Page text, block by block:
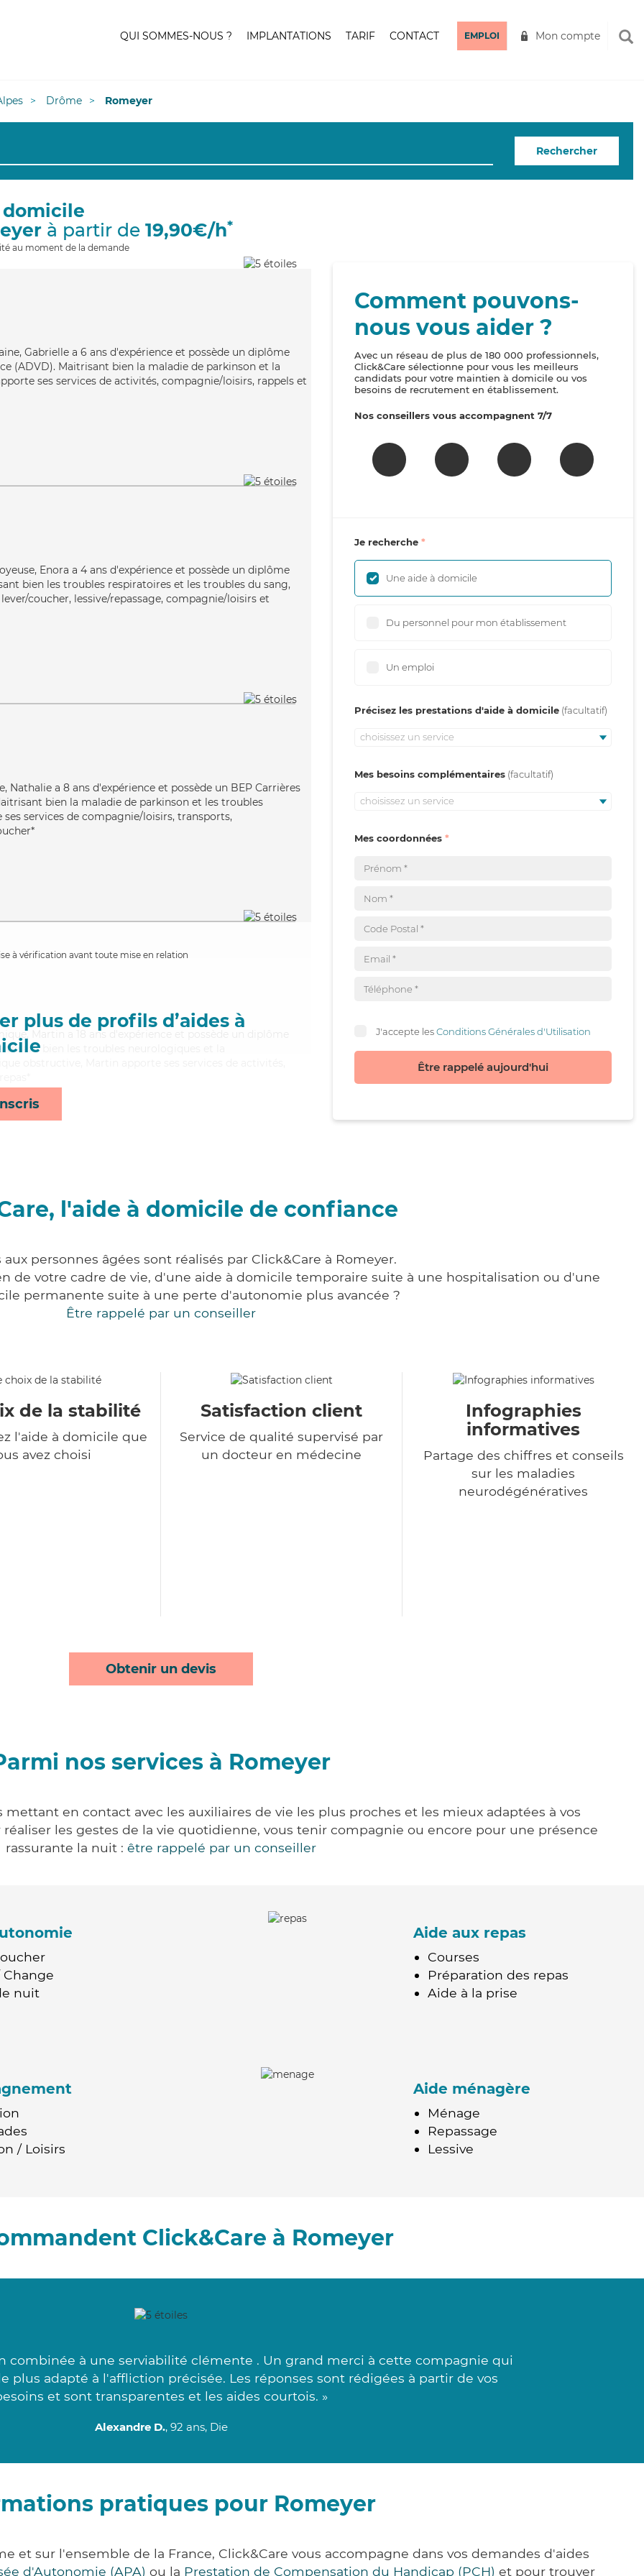
QUI SOMMES-NOUS ? IMPLANTATIONS TARIF CONTACT EMPLOI Mon compte
Drôme Romeyer
Rechercher
domicile
à partir de 19,90€/h*
au moment de la demande
Gabrielle a 6 ans d'expérience et possède un diplôme
(ADVD). Maitrisant bien la maladie de parkinson et la
ses services de activités, compagnie/loisirs, rappels et
Enora a 4 ans d'expérience et possède un diplôme
bien les troubles respiratoires et les troubles du sang,
coucher, lessive/repassage, compagnie/loisirs et
Nathalie a 8 ans d'expérience et possède un BEP Carrières
bien la maladie de parkinson et les troubles
services de compagnie/loisirs, transports,
à vérification avant toute mise en relation
plus de profils d’aides à
Martin a 18 ans d'expérience et possède un diplôme
bien les troubles neurologiques et la
Comment pouvons-
nous vous aider ?
Avec un réseau de plus de 180 000 professionnels,
Click&Care sélectionne pour vous les meilleurs
candidats pour votre maintien à domicile ou vos
besoins de recrutement en établissement.
Nos conseillers vous accompagnent 7/7
Je recherche
Une aide à domicile
Du personnel pour mon établissement
Un emploi
Précisez les prestations d'aide à domicile
choisissez un service
Mes besoins complémentaires
choisissez un service
Mes coordonnées
J'accepte lesConditions Générales d'Utilisation
Être rappelé aujourd'hui
l'aide à domicile de confiance
aux personnes âgées sont réalisés par Click&Care à Romeyer.
de votre cadre de vie, d'une aide à domicile temporaire suite à une hospitalisation ou d'une
permanente suite à une perte d'autonomie plus avancée ?
Être rappelé par un conseiller
de la stabilité
l'aide à domicile que
avez choisi
Satisfaction client
Service de qualité supervisé par
un docteur en médecine
Infographies
informatives
Partage des chiffres et conseils
sur les maladies
neurodégénératives
Obtenir un devis
nos services à Romeyer
en contact avec les auxiliaires de vie les plus proches et les mieux adaptées à vos
les gestes de la vie quotidienne, vous tenir compagnie ou encore pour une présence
rassurante la nuit : être rappelé par un conseiller
nuit
Aide aux repas
Courses
Préparation des repas
Aide à la prise
/ Loisirs
Aide ménagère
Ménage
Repassage
Lessive
Click&Care à Romeyer
combinée à une serviabilité clémente . Un grand merci à cette compagnie qui
plus adapté à l'affliction précisée. Les réponses sont rédigées à partir de vos
et sont transparentes et les aides courtois. »
Alexandre D., 92 ans, Die
pratiques pour Romeyer
et sur l'ensemble de la France, Click&Care vous accompagne dans vos demandes d'aides
d'Autonomie (APA) ou la Prestation de Compensation du Handicap (PCH) et pour trouver